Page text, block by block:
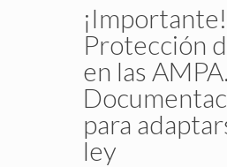
¡Importante!
Protección
en las
para
ley